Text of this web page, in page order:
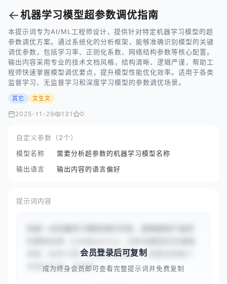
←机器学习模型超参数调优指南
本提示词专为AI/ML工程师设计，提供针对特定机器学习模型的超
参数调优方案。通过系统化的分析框架，能够准确识别模型的关键
调优参数，包括学习率、正则化系数、网络结构参数等核心配置。
输出内容采用专业的技术文档风格，结构清晰、逻辑严谨，帮助工
程师快速掌握模型调优要点，提升模型性能优化效率。适用于各类
监督学习、无监督学习和深度学习模型的参数调优场景。
其它 文生文
2025-11-29 131 0
自定义参数（2个）
模型名称
需要分析超参数的机器学习模型名称
输出语言
输出内容的语言偏好
提示词内容
参数（如学习率、正则化系数等）。简要说明每个
参数的作用，并提供...
会员登录后可复制
成为终身会员即可查看完整提示词并免费复制